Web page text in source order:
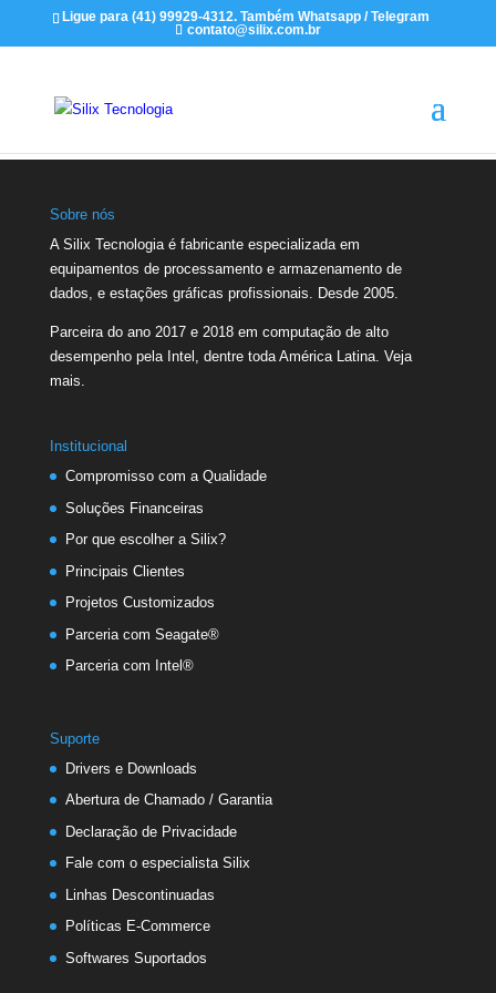
Ligue para (41) 99929-4312. Também Whatsapp / Telegram
contato@silix.com.br
Sobre nós
A Silix Tecnologia é fabricante especializada em
equipamentos de processamento e armazenamento de
dados, e estações gráficas profissionais. Desde 2005.
Parceira do ano 2017 e 2018 em computação de alto
desempenho pela Intel, dentre toda América Latina. Veja
mais.
Institucional
Compromisso com a Qualidade
Soluções Financeiras
Por que escolher a Silix?
Principais Clientes
Projetos Customizados
Parceria com Seagate®
Parceria com Intel®
Suporte
Drivers e Downloads
Abertura de Chamado / Garantia
Declaração de Privacidade
Fale com o especialista Silix
Linhas Descontinuadas
Políticas E-Commerce
Softwares Suportados